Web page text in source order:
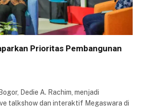
Prioritas Pembangunan
Dedie A. Rachim, menjadi
talkshow dan interaktif Megaswara di